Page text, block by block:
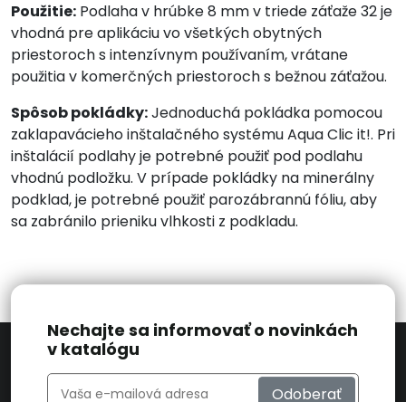
Použitie: Podlaha v hrúbke 8 mm v triede záťaže 32 je
vhodná pre aplikáciu vo všetkých obytných
priestoroch s intenzívnym používaním, vrátane
použitia v komerčných priestoroch s bežnou záťažou.
Spôsob pokládky:Jednoduchá pokládka pomocou
zaklapavácieho inštalačného systému Aqua Clic it!. Pri
inštalácií podlahy je potrebné použiť pod podlahu
vhodnú podložku. V prípade pokládky na minerálny
podklad, je potrebné použiť parozábrannú fóliu, aby
sa zabránilo prieniku vlhkosti z podkladu.
Nechajte sa informovať o novinkách
v katalógu
Odoberať